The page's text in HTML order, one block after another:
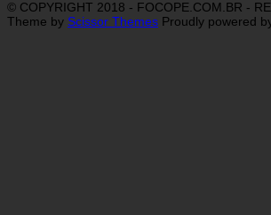
© COPYRIGHT 2018 - FOCOPE.COM.BR -
Theme by Scissor Themes Proudly powered